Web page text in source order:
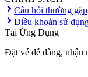
Câu hỏi thường gặp
Điều khoản sử
Tải Ứng Dụng
Đặt vé dễ dàng, nhận